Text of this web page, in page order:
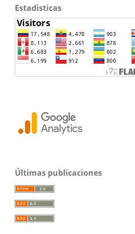
Estadisticas
Últimas publicaciones